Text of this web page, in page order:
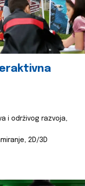
i održivog razvoja,
2D/3D